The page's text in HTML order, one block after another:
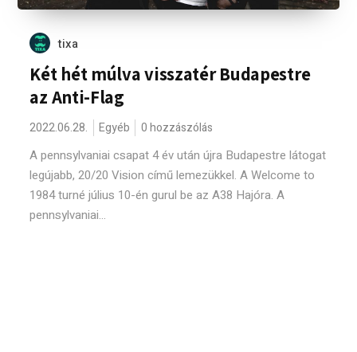
tixa
Két hét múlva visszatér Budapestre
az Anti-Flag
2022.06.28. Egyéb 0 hozzászólás
A pennsylvaniai csapat 4 év után újra Budapestre látogat
legújabb, 20/20 Vision című lemezükkel. A Welcome to
1984 turné július 10-én gurul be az A38 Hajóra. A
pennsylvaniai...